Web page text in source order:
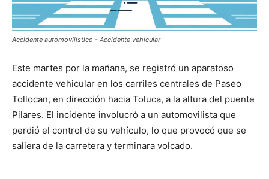
Accidente automovilístico - Accidente vehícular
Este martes por la mañana, se registró un aparatoso
accidente vehicular en los carriles centrales de Paseo
Tollocan, en dirección hacia Toluca, a la altura del puente
Pilares. El incidente involucró a un automovilista que
perdió el control de su vehículo, lo que provocó que se
saliera de la carretera y terminara volcado.